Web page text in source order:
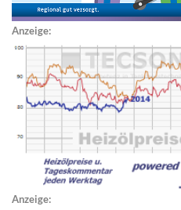
Anzeige:
Anzeige: